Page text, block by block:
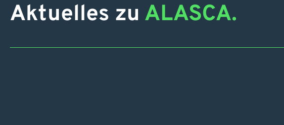
Aktuelles zu ALASCA.